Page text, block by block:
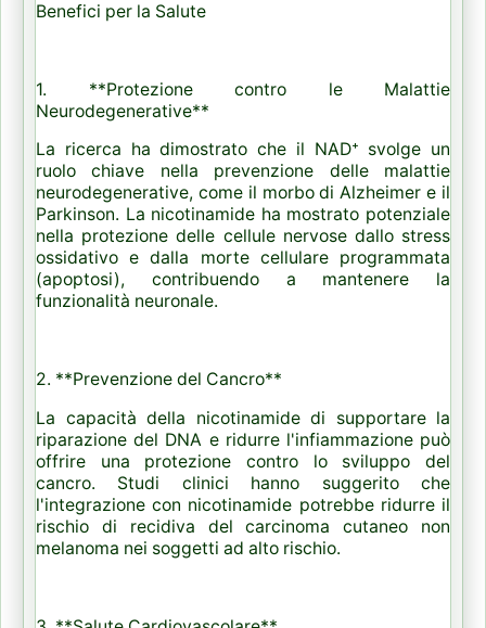
Benefici per la Salute
1. **Protezione contro le Malattie
Neurodegenerative**
La ricerca ha dimostrato che il NAD⁺ svolge un
ruolo chiave nella prevenzione delle malattie
neurodegenerative, come il morbo di Alzheimer e il
Parkinson. La nicotinamide ha mostrato potenziale
nella protezione delle cellule nervose dallo stress
ossidativo e dalla morte cellulare programmata
(apoptosi), contribuendo a mantenere la
funzionalità neuronale.
2. **Prevenzione del Cancro**
La capacità della nicotinamide di supportare la
riparazione del DNA e ridurre l'infiammazione può
offrire una protezione contro lo sviluppo del
cancro. Studi clinici hanno suggerito che
l'integrazione con nicotinamide potrebbe ridurre il
rischio di recidiva del carcinoma cutaneo non
melanoma nei soggetti ad alto rischio.